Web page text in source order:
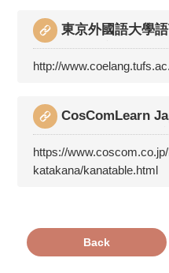
東京外國語大學
語大学言語モジ
http://
CosComLearn
Katakana（五十
https://
katakana/kanatable.html
Back